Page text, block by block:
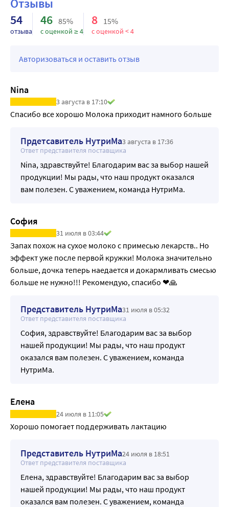
ребенка, обеспечивает профилактику развития
остеопороза у матери Йод – обеспечивает
профилактику дефицита йода у матери и
становлению функций щитовидной железы у
БЕЗ САХАРА БЕЗ ГМО
Отзывы
54
отзыва
46 85%
с оценкой ≥ 4
8 15%
с оценкой < 4
Авторизоваться и оставить отзыв
Nina
3 августа в 17:10
Спасибо все хорошо Молока приходит намного больше
Прдетсавитель НутриМа3 августа в 17:36
Ответ представителя поставщика
Nina, здравствуйте! Благодарим вас за выбор нашей
продукции! Мы рады, что наш продукт оказался
вам полезен. С уважением, команда НутриМа.
София
31 июля в 03:44
Запах похож на сухое молоко с примесью лекарств.. Но
эффект уже после первой кружки! Молока значительно
больше, дочка теперь наедается и докармливать смесью
больше не нужно!!! Рекомендую, спасибо ❤🙏
Представитель НутриМа31 июля в 05:32
Ответ представителя поставщика
София, здравствуйте! Благодарим вас за выбор
нашей продукции! Мы рады, что наш продукт
оказался вам полезен. С уважением, команда
НутриМа.
Елена
24 июля в 11:05
Хорошо помогает поддерживать лактацию
Представитель НутриМа24 июля в 18:51
Ответ представителя поставщика
Елена, здравствуйте! Благодарим вас за выбор
нашей продукции! Мы рады, что наш продукт
оказался вам полезен. С уважением, команда